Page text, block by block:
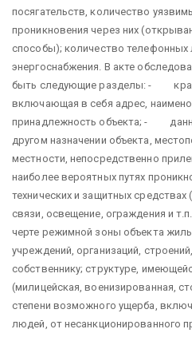
посягательств, количество
проникновения через них
способы); количество телефонных
энергоснабжения. В акте
быть следующие разделы: -
включающая в себя адрес,
принадлежность объекта; -
другом назначении объекта,
местности, непосредственно
наиболее вероятных путях
технических и защитных средствах
связи, освещение, ограждения и
черте режимной зоны объекта
учреждений, организаций,
собственнику; структуре,
(милицейская, военизированная,
степени возможного ущерба,
людей, от несанкционированного